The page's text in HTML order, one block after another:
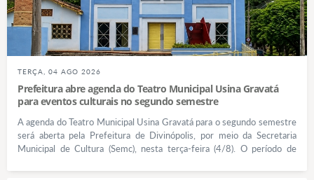
TERÇA, 04 AGO 2026
Prefeitura abre agenda do Teatro Municipal Usina Gravatá
para eventos culturais no segundo semestre
A agenda do Teatro Municipal Usina Gravatá para o segundo semestre
será aberta pela Prefeitura de Divinópolis, por meio da Secretaria
Municipal de Cultura (Semc), nesta terça-feira (4/8). O período de
da programação do principal equipamento cultural do município. A